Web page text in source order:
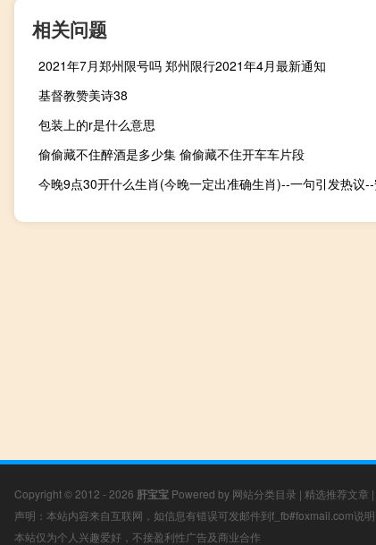
相关问题
2021年7月郑州限号吗 郑州限行2021年4月最新通知
基督教赞美诗38
包装上的r是什么意思
偷偷藏不住醉酒是多少集 偷偷藏不住开车车片段
Copyright © 2012 - 2026 肝宝宝 Powered by 网站分类目录 | 精选推荐文章 |
声明：本站内容来自互联网，如信息有错误可发邮件到f_fb#foxmail.com说
本站仅为个人兴趣爱好，不接盈利性广告及商业合作